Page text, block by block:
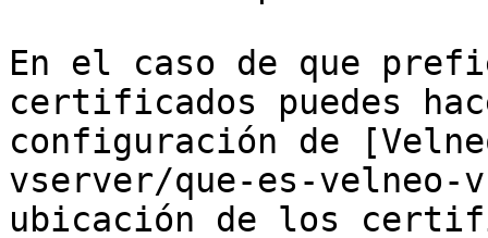
En el caso de que
certificados puedes
configuración de
vserver/que-es-
ubicación de los